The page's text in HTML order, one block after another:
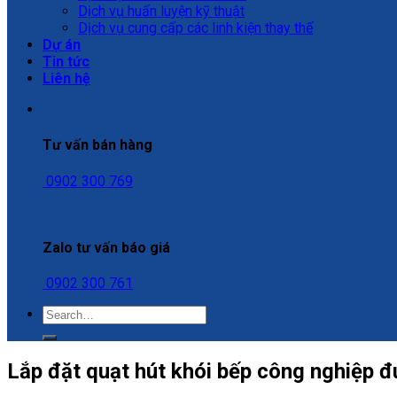
Dịch vụ huấn luyện kỹ thuật
Dịch vụ cung cấp các linh kiện thay thế
Dự án
Tin tức
Liên hệ
Tư vấn bán hàng
0902 300 769
Zalo tư vấn báo giá
0902 300 761
Lắp đặt quạt hút khói bếp công nghiệp